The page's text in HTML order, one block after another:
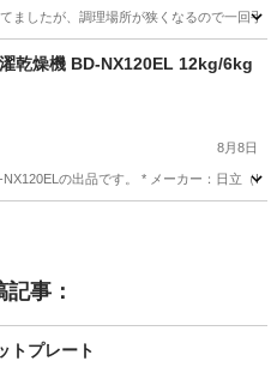
ましたが、調理場所が狭くなるので一回
乾燥機 BD-NX120EL 12kg/6kg
8月8日
の出品です。 * メーカー：日立（
事：
トプレート